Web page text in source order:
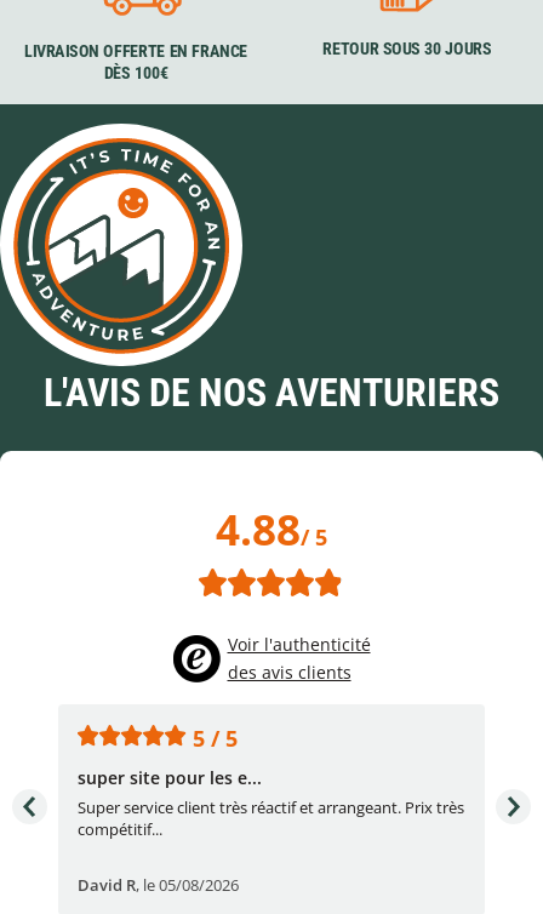
LIVRAISON OFFERTE EN FRANCE
DÈS 100€
RETOUR SOUS 30 JOURS
L'AVIS DE NOS AVENTURIERS
4.88/ 5
Voir l'authenticité
des avis clients
5 / 5
super site pour les e...
Super service client très réactif et arrangeant. Prix très
compétitif...
David R, le 05/08/2026